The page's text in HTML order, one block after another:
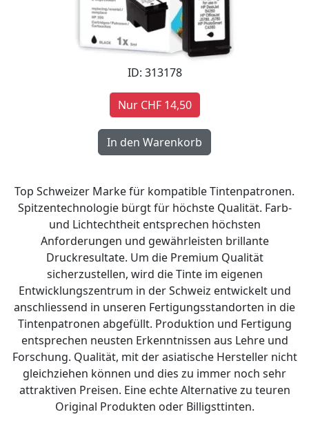
ID: 313178
Nur CHF 14,50
Top Schweizer Marke für kompatible Tintenpatronen.
Spitzentechnologie bürgt für höchste Qualität. Farb-
und Lichtechtheit entsprechen höchsten
Anforderungen und gewährleisten brillante
Druckresultate. Um die Premium Qualität
sicherzustellen, wird die Tinte im eigenen
Entwicklungszentrum in der Schweiz entwickelt und
anschliessend in unseren Fertigungsstandorten in die
Tintenpatronen abgefüllt. Produktion und Fertigung
entsprechen neusten Erkenntnissen aus Lehre und
Forschung. Qualität, mit der asiatische Hersteller nicht
gleichziehen können und dies zu immer noch sehr
attraktiven Preisen. Eine echte Alternative zu teuren
Original Produkten oder Billigsttinten.